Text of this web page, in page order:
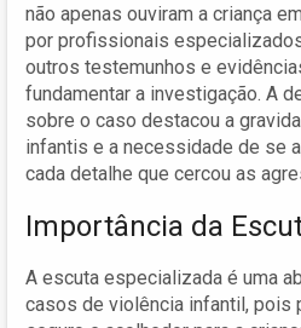
não apenas ouviram a criança
por profissionais
outros testemunhos e
fundamentar a investigação. A
sobre o caso destacou a
infantis e a necessidade de se
cada detalhe que cercou as
Importância da
A escuta especializada é uma
casos de violência infantil, pois